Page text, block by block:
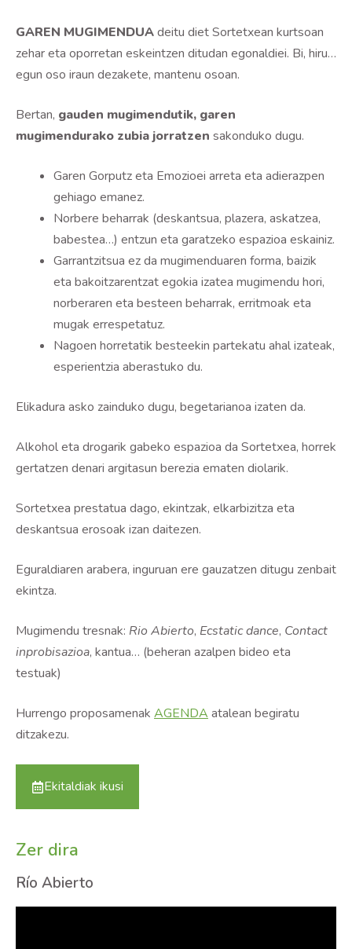
GAREN MUGIMENDUAdeitu diet Sortetxean kurtsoan
zehar eta oporretan eskeintzen ditudan egonaldiei. Bi, hiru…
egun oso iraun dezakete, mantenu osoan.
Bertan, gauden mugimendutik, garen
mugimendurako zubia jorratzen sakonduko dugu.
Garen Gorputz eta Emozioei arreta eta adierazpen
gehiago emanez.
Norbere beharrak (deskantsua, plazera, askatzea,
babestea…) entzun eta garatzeko espazioa eskainiz.
Garrantzitsua ez da mugimenduaren forma, baizik
eta bakoitzarentzat egokia izatea mugimendu hori,
norberaren eta besteen beharrak, erritmoak eta
mugak errespetatuz.
Nagoen horretatik besteekin partekatu ahal izateak,
esperientzia aberastuko du.
Elikadura asko zainduko dugu, begetarianoa izaten da.
Alkohol eta drogarik gabeko espazioa da Sortetxea, horrek
gertatzen denari argitasun berezia ematen diolarik.
Sortetxea prestatua dago, ekintzak, elkarbizitza eta
deskantsua erosoak izan daitezen.
Eguraldiaren arabera, inguruan ere gauzatzen ditugu zenbait
ekintza.
Mugimendu tresnak: Rio Abierto, Ecstatic dance, Contact
inprobisazioa, kantua… (beheran azalpen bideo eta
testuak)
Hurrengo proposamenak AGENDA atalean begiratu
ditzakezu.
Ekitaldiak ikusi
Zer dira
Río Abierto